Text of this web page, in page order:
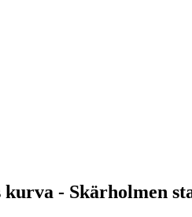
- Skärholmen